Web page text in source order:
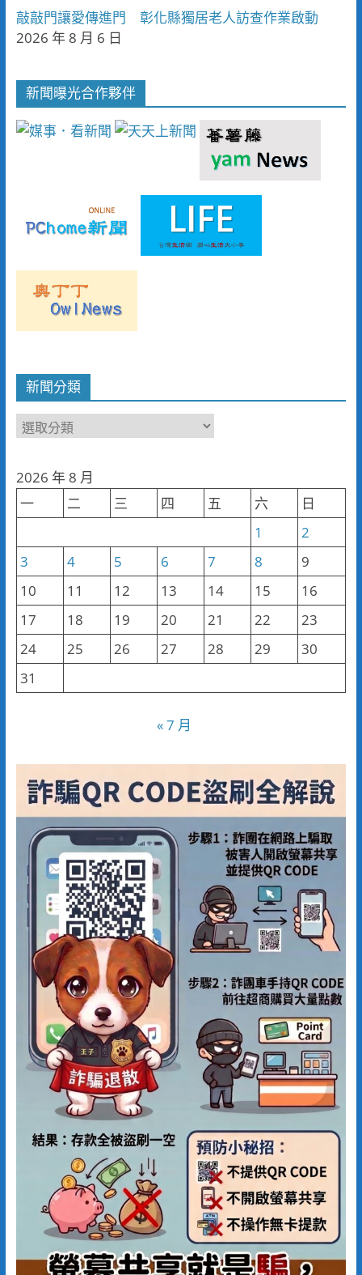
敲敲門讓愛傳進門 彰化縣獨居老人訪查作業啟動
2026 年 8 月 6 日
新聞曝光合作夥伴
新聞分類
新
類
2026 年 8 月
一
二 三 四 五 六
日
1
2
3
4 5 6 7 8
9
10
11 12 13 14 15
16
17
18 19 20 21 22
23
24
25 26 27 28 29
30
31
« 7 月